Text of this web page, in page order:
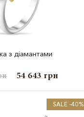
з діамантами
54 643 грн
SALE -40%